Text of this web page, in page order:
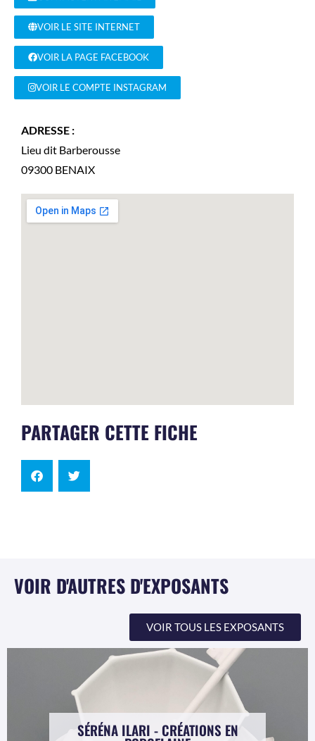
VOIR LE SITE INTERNET
VOIR LA PAGE FACEBOOK
VOIR LE COMPTE INSTAGRAM
ADRESSE :
Lieu dit Barberousse
09300 BENAIX
PARTAGER CETTE FICHE
VOIR D'AUTRES D'EXPOSANTS
VOIR TOUS LES EXPOSANTS
SÉRÉNA ILARI - CRÉATIONS EN